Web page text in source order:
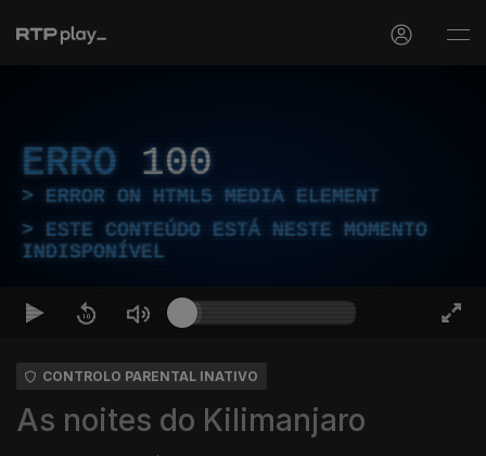
ERRO 100
ERROR ON HTML5 MEDIA ELEMENT
ESTE CONTEÚDO ESTÁ NESTE MOMENTO
INDISPONÍVEL
CONTROLO PARENTAL INATIVO
As noites do Kilimanjaro